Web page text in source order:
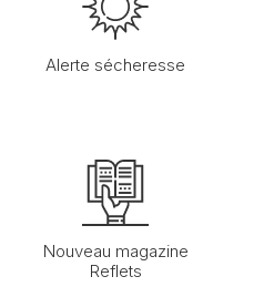
Alerte sécheresse
Nouveau magazine
Reflets